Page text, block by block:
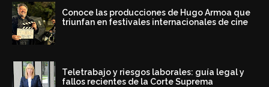
Conoce las producciones de Hugo Armoa que
triunfan en festivales internacionales de cine
Teletrabajo y riesgos laborales: guía legal y
fallos recientes de la Corte Suprema